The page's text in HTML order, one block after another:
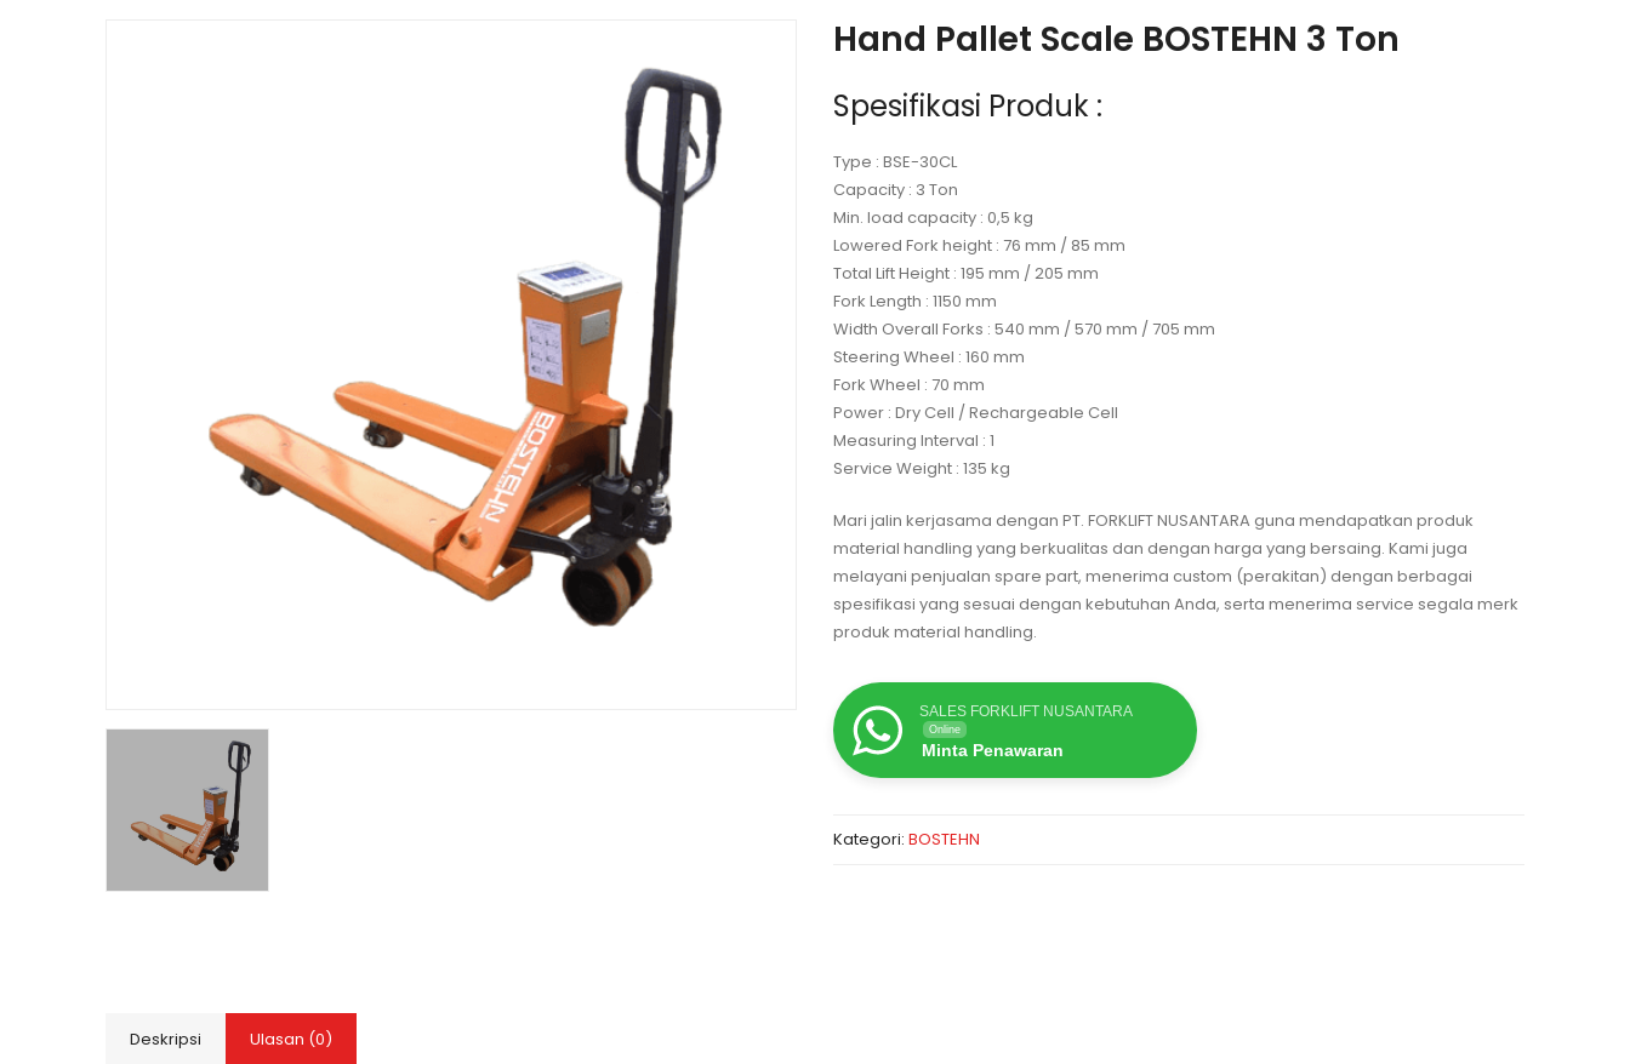
Hand Pallet Scale BOSTEHN 3 Ton
Spesifikasi Produk :
Type : BSE-30CL
Capacity : 3 Ton
Min. load capacity : 0,5 kg
Lowered Fork height : 76 mm / 85 mm
Total Lift Height : 195 mm / 205 mm
Fork Length : 1150 mm
Width Overall Forks : 540 mm / 570 mm / 705 mm
Steering Wheel : 160 mm
Fork Wheel : 70 mm
Power : Dry Cell / Rechargeable Cell
Measuring Interval : 1
Service Weight : 135 kg
Mari jalin kerjasama dengan PT. FORKLIFT NUSANTARA guna mendapatkan produk
material handling yang berkualitas dan dengan harga yang bersaing. Kami juga
melayani penjualan spare part, menerima custom (perakitan) dengan berbagai
spesifikasi yang sesuai dengan kebutuhan Anda, serta menerima service segala merk
produk material handling.
SALES FORKLIFT NUSANTARA
Online
Minta Penawaran
Kategori: BOSTEHN
Deskripsi Ulasan (0)